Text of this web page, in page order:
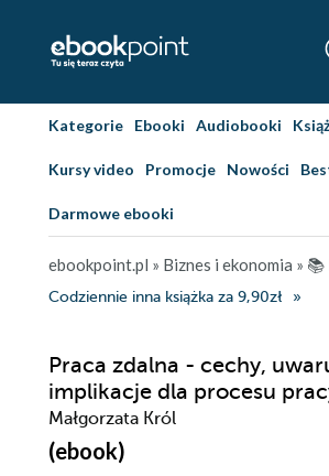
Kategorie Ebooki Audiobooki
Kursy video Promocje Nowości
Darmowe ebooki
ebookpoint.pl » Biznes i ekonomia » 📚
Codziennie inna książka za 9,90zł
Praca zdalna - cechy,
implikacje dla procesu
Małgorzata Król
(ebook)